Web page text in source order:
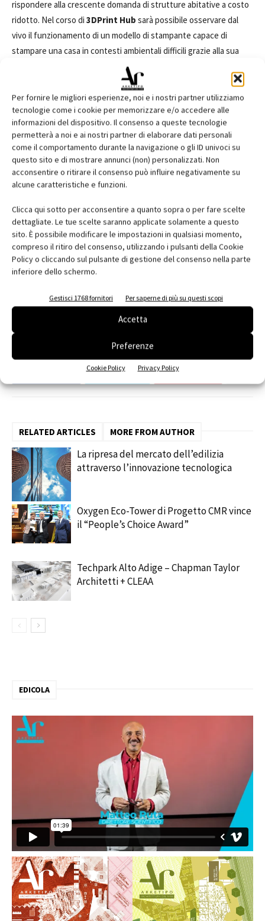
Per fornire le migliori esperienze, noi e i nostri partner utilizziamo
tecnologie come i cookie per memorizzare e/o accedere alle
informazioni del dispositivo. Il consenso a queste tecnologie
permetterà a noi e ai nostri partner di elaborare dati personali
come il comportamento durante la navigazione o gli ID univoci su
questo sito e di mostrare annunci (non) personalizzati. Non
acconsentire o ritirare il consenso può influire negativamente su
alcune caratteristiche e funzioni.
Clicca qui sotto per acconsentire a quanto sopra o per fare scelte
dettagliate. Le tue scelte saranno applicate solamente a questo
sito. È possibile modificare le impostazioni in qualsiasi momento,
compreso il ritiro del consenso, utilizzando i pulsanti della Cookie
Policy o cliccando sul pulsante di gestione del consenso nella parte
inferiore dello schermo.
Gestisci 1768 fornitori Per saperne di più su questi scopi
Accetta
Preferenze
Cookie Policy Privacy Policy
rispondere alla crescente domanda di strutture abitative a costo
ridotto. Nel corso di 3DPrint Hub sarà possibile osservare dal
vivo il funzionamento di un modello di stampante capace di
stampare una casa in contesti ambientali difficili grazie alla sua
maneggevolezza che le permette un trasporto e un montaggio
facile e rapido. Una rivoluzione che investe non solo il mondo
delle costruzioni viste in chiave sociale, ma anche l’intero settore
della progettazione e dell’architettura per i quali si sta aprendo
un nuovo capitolo. Grazie alle nuove tecnologie di stampa, è
infatti possibile realizzare edifici di vario tipo e forma anche con
complessità geometriche impensabili fino a 10 anni fa, tramite
una macchina che deposita un legante liquido per strati
successivi di materiale granulare.
Per maggiori informazioni
https://3dprinthub.it/informazioniutili/
Per acquistare il bigliettohttps://3dprinthub.it/tessera/
TAGS 3D Print Hub 3D Printing Fieramilanocity stampa 3D
Twitter
RELATED ARTICLES MORE FROM AUTHOR
La ripresa del mercato dell’edilizia
attraverso l’innovazione tecnologica
Oxygen Eco-Tower di Progetto CMR vince
il “People’s Choice Award”
Techpark Alto Adige – Chapman Taylor
Architetti + CLEAA
EDICOLA